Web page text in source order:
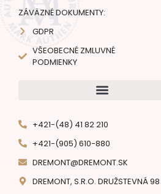
ZÁVÄZNÉ DOKUMENTY:
GDPR
VŠEOBECNÉ ZMLUVNÉ
PODMIENKY
+421-(48) 41 82 210
+421-(905) 610-880
DREMONT@DREMONT.SK
DREMONT, S.R.O. DRUŽSTEVNÁ